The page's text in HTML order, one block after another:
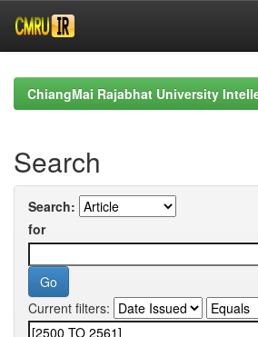
navigationChiangMai Rajabhat University
Search
Search:
for
Current filters: